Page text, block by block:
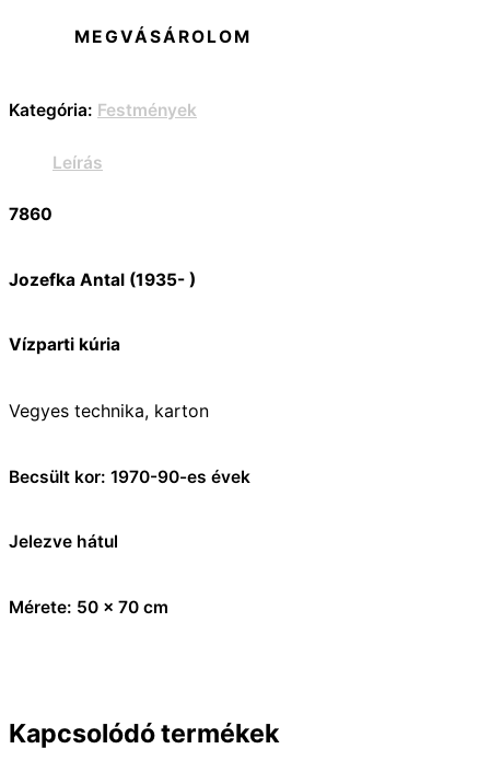
MEGVÁSÁROLOM
Kategória: Festmények
Leírás
7860
Jozefka Antal (1935- )
Vízparti kúria
Vegyes technika, karton
Becsült kor: 1970-90-es évek
Jelezve hátul
Mérete: 50 x 70 cm
Kapcsolódó termékek